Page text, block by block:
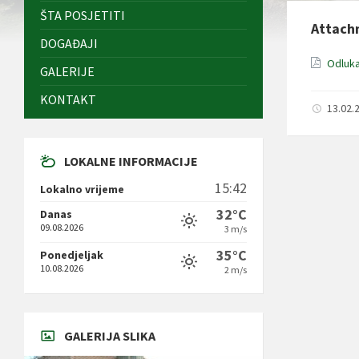
ŠTA POSJETITI
DOGAĐAJI
GALERIJE
KONTAKT
LOKALNE INFORMACIJE
Lokalno vrijeme 15:42
Danas
09.08.2026
32°C
3 m/s
Ponedjeljak
10.08.2026
35°C
2 m/s
GALERIJA SLIKA